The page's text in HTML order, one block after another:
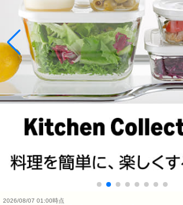
2026/08/07 01:00時点